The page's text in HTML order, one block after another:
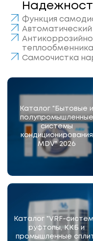
Функция
Самоочистка
Каталог "Бытовые и
полупромышленные
системы
кондиционирования
MDV" 2026
Каталог "VRF-
руфтопы, ККБ и
промышленные